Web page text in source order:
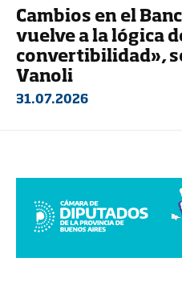
Cambios en el
vuelve a la lógica
convertibilidad»,
Vanoli
31.07.2026